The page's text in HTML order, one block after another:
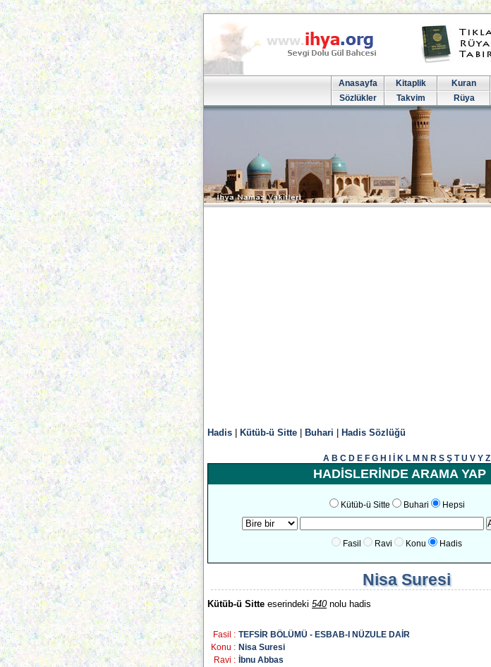
Anasayfa Kitaplik Kuran
Sözlükler
Takvim Rüya
Hadis Kütüb-ü Sitte Buhari Hadis Sözlüğü
A B C D E F G H K L M N R S Ş T U V Y Z
HADİSLERİNDE ARAMA YAP
Kütüb-ü Sitte Buhari Hepsi
Fasil Ravi Konu Hadis
Nisa Suresi
Kütüb-ü Sitte eserindeki 540nolu hadis
Fasil : TEFSİR BÖLÜMÜ - ESBAB-I NÜZULE DAİR
Konu : Nisa Suresi
Ravi :
İbnu Abbas